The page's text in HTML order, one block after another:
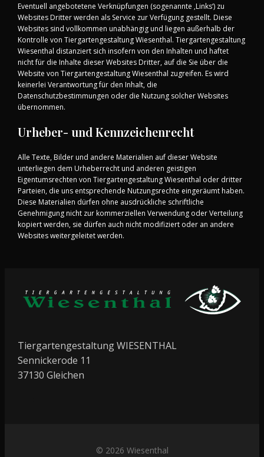
Eventuell angebotetene Verknüpfungen (sogenannte ‚Links‘) zu
Websites Dritter werden als Service zur Verfügung gestellt. Diese
Websites sind vollkommen unabhängig und liegen außerhalb der
Kontrolle von Tiergartengestaltung Wiesenthal. Tiergartengestaltung
Wiesenthal distanziert sich insofern von den Inhalten und haftet
nicht für die Inhalte dieser Websites Dritter, auf die Sie über die
Website von Tiergartengestaltung Wiesenthal zugreifen. Es wird
keinerlei Verantwortung für den Inhalt, die
Datenschutzbestimmungen oder die Nutzung solcher Websites
übernommen.
Urheber- und Kennzeichenrecht
Alle Texte, Bilder und andere Materialien auf dieser Website
unterliegen dem Urheberrecht und anderen geistigen
Eigentumsrechten von Tiergartengestaltung Wiesenthal oder dritter
Parteien, die uns entsprechende Nutzungsrechte eingeräumt haben.
Diese Materialien dürfen ohne ausdrückliche schriftliche
Genehmigung nicht zur kommerziellen Verwendung oder Verteilung
kopiert werden, sie dürfen auch nicht modifiziert oder an andere
Websites weitergeleitet werden.
Tiergartengestaltung WIESENTHAL
Sennickerode 11
37130 Gleichen
© 2026 Wiesenthal